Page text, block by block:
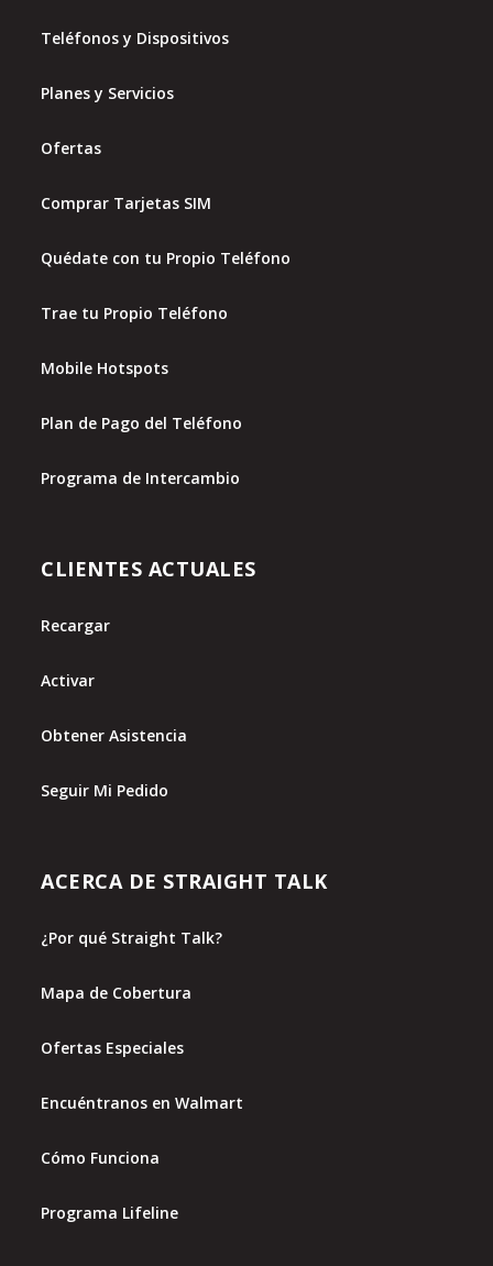
Teléfonos y Dispositivos
Planes y Servicios
Ofertas
Comprar Tarjetas SIM
Quédate con tu Propio Teléfono
Trae tu Propio Teléfono
Mobile Hotspots
Plan de Pago del Teléfono
Programa de Intercambio
CLIENTES ACTUALES
Recargar
Activar
Obtener Asistencia
Seguir Mi Pedido
ACERCA DE STRAIGHT TALK
¿Por qué Straight Talk?
Mapa de Cobertura
Ofertas Especiales
Encuéntranos en Walmart
Cómo Funciona
Programa Lifeline